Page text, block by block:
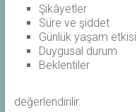
Şikâyetler
Süre ve şiddet
Günlük yaşam etkisi
Duygusal durum
Beklentiler
değerlendirilir.